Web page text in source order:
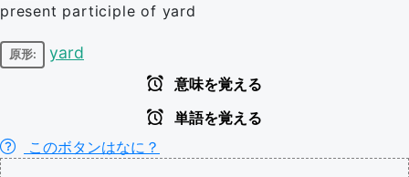
present participle of yard
原形: yard
意味を覚える
単語を覚える
このボタンはなに？